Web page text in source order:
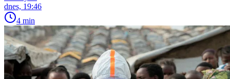
dnes, 19:46
4 min